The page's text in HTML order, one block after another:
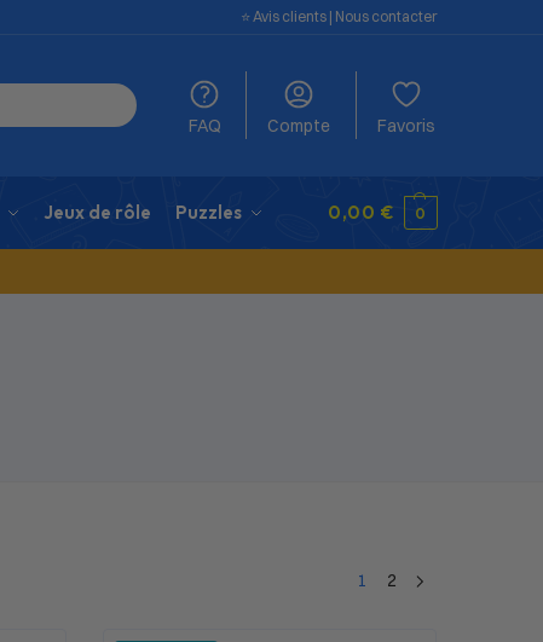
⭐️ Avis clients | Nous contacter
FAQ Compte Favoris
Jeux de rôle Puzzles 0,00 € 0
1 2